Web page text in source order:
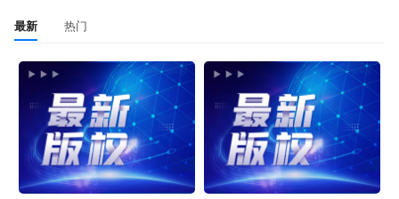
1 11/04/2025
Defendants. Filing fees $ 405.00 receipt
number AFLSDC-18924488, filed by
Aramara Beauty LLC.
最新 热门